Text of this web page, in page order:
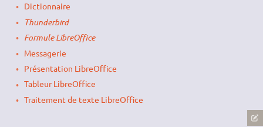
Dictionnaire
Thunderbird
Formule LibreOffice
Messagerie
Présentation LibreOffice
Tableur LibreOffice
Traitement de texte LibreOffice